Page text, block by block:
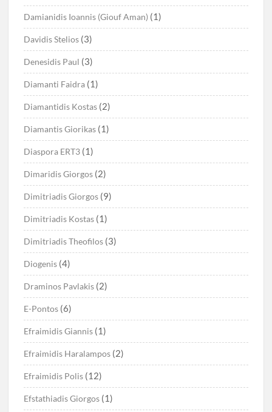
Damianidis Ioannis (Giouf Aman) (1)
Davidis Stelios (3)
Denesidis Paul (3)
Diamanti Faidra (1)
Diamantidis Kostas (2)
Diamantis Giorikas (1)
Diaspora ERT3 (1)
Dimaridis Giorgos (2)
Dimitriadis Giorgos (9)
Dimitriadis Kostas (1)
Dimitriadis Theofilos (3)
Diogenis (4)
Draminos Pavlakis (2)
E-Pontos (6)
Efraimidis Giannis (1)
Efraimidis Haralampos (2)
Efraimidis Polis (12)
Efstathiadis Giorgos (1)